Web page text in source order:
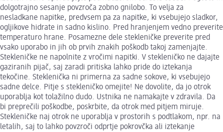
dolgotrajno sesanje povzroča zobno gnilobo. To velja za
nesladkane napitke, predvsem pa za napitke, ki vsebujejo sladkor,
ogljikove hidrate in sadno kislino. Pred hranjenjem vedno preverite
temperaturo hrane. Posamezne dele stekleničke preverite pred
vsako uporabo in jih ob prvih znakih poškodb takoj zamenjajte.
Stekleničke ne napolnite z vročimi napitki. V stekleničko ne dajajte
gaziranih pijač, saj zaradi pritiska lahko pride do iztekanja
tekočine. Steklenička ni primerna za sadne sokove, ki vsebujejo
sadne delce. Pitje s stekleničko omejite! Ne dovolite, da jo otrok
uporablja kot tolažilno dudo. Ustnika ne namakajte v zdravila. Da
bi preprečili poškodbe, poskrbite, da otrok med pitjem miruje.
Stekleničke naj otrok ne uporablja v prostorih s podtlakom, npr. na
letalih, saj to lahko povzroči odprtje pokrovčka ali iztekanje